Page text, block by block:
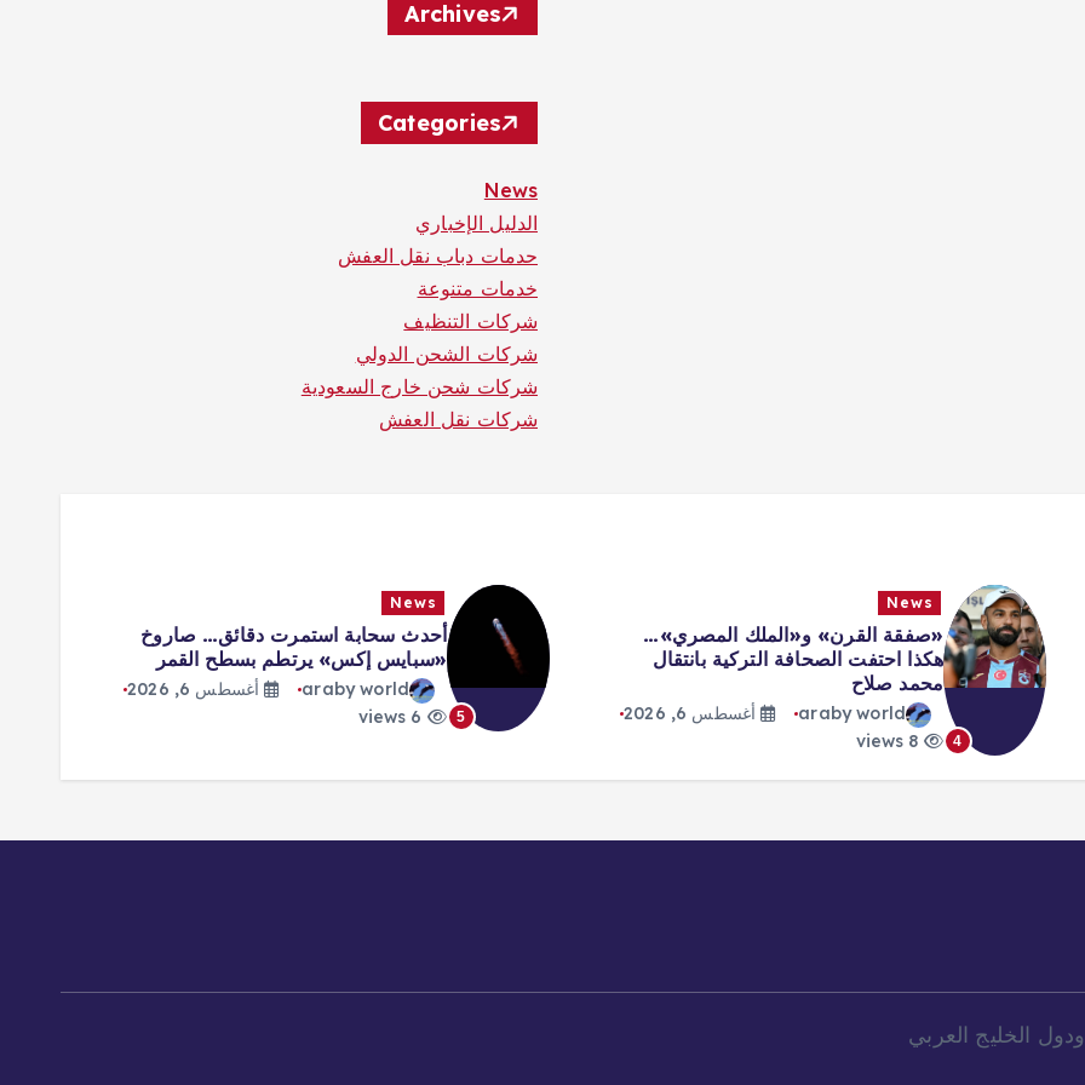
Archives
Categories
News
الدليل الإخباري
حدمات دباب نقل العفش
خدمات متنوعة
شركات التنظيف
شركات الشحن الدولي
شركات شحن خارج السعودية
شركات نقل العفش
4
News
«صفقة القرن» و«الملك المصري»…
هكذا احتفت الصحافة التركية بانتقال
محمد صلاح
araby world
أغسطس 6, 2026
5
News
أحدث سحابة استمرت دقائق… صاروخ
«سبايس إكس» يرتطم بسطح القمر
araby world
أغسطس 6, 2026
الخليج العربي